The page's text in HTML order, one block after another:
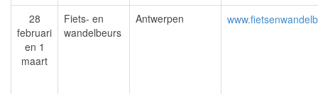
28
februari
en 1
maart
Fiets- en
wandelbeurs
Antwerpen